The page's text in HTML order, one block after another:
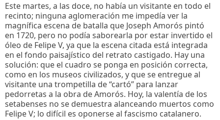
Este martes, a las doce, no había un visitante en todo el
recinto; ninguna aglomeración me impedía ver la
magnífica escena de batalla que Joseph Amorós pintó
en 1720, pero no podía saborearla por estar invertido el
óleo de Felipe V, ya que la escena citada está integrada
en el fondo paisajístico del retrato castigado. Hay una
solución: que el cuadro se ponga en posición correcta,
como en los museos civilizados, y que se entregue al
visitante una trompetilla de “cartó” para lanzar
pedorretas a la obra de Amorós. Hoy, la valentía de los
setabenses no se demuestra alanceando muertos como
Felipe V; lo difícil es oponerse al fascismo catalanero.